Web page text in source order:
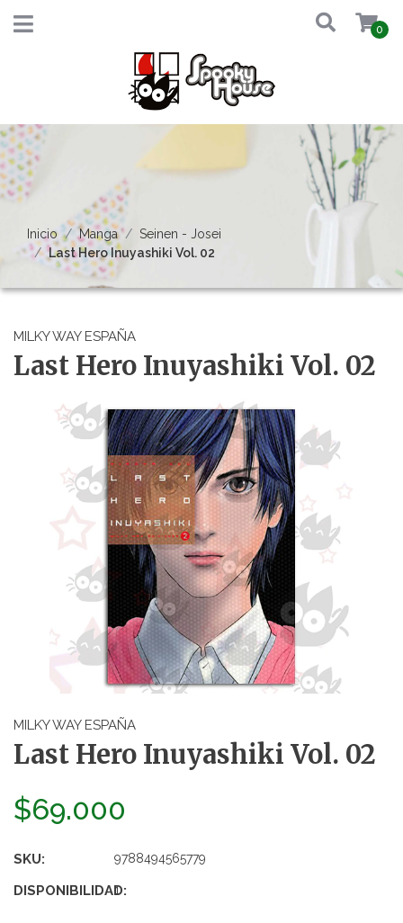
0
Inicio Manga
Seinen - Josei
Last Hero Inuyashiki Vol. 02
MILKY WAY ESPAÑA
Last Hero Inuyashiki Vol. 02
MILKY WAY ESPAÑA
Last Hero Inuyashiki Vol. 02
$69.000
SKU: 9788494565779
DISPONIBILIDAD:
1